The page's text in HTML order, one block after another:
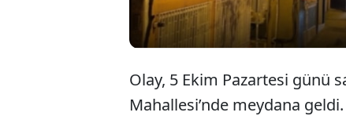
Olay, 5 Ekim Pazartesi günü
Mahallesi’nde meydana